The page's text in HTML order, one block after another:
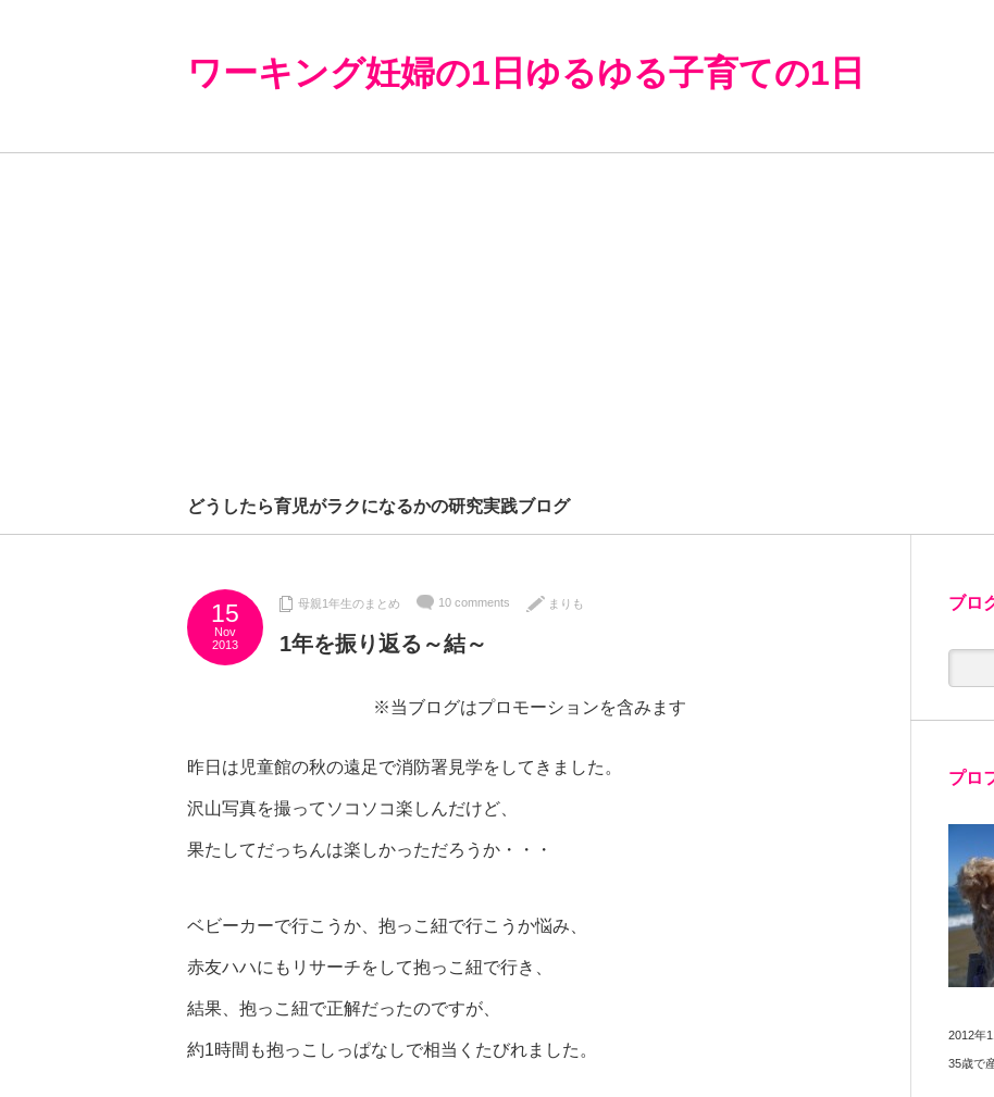
ワーキング妊婦の1日ゆるゆる子育ての1日
どうしたら育児がラクになるかの研究実践ブログ
15
Nov
2013
母親1年生のまとめ 10 comments まりも
1年を振り返る～結～
※当ブログはプロモーションを含みます
昨日は児童館の秋の遠足で消防署見学をしてきました。
沢山写真を撮ってソコソコ楽しんだけど、
果たしてだっちんは楽しかっただろうか・・・
ベビーカーで行こうか、抱っこ紐で行こうか悩み、
赤友ハハにもリサーチをして抱っこ紐で行き、
結果、抱っこ紐で正解だったのですが、
約1時間も抱っこしっぱなしで相当くたびれました。
ブロ
プロ
2012年
35歳で